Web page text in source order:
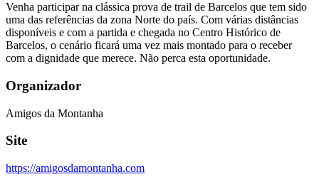
Venha participar na clássica prova de trail de Barcelos que tem sido
uma das referências da zona Norte do país. Com várias distâncias
disponíveis e com a partida e chegada no Centro Histórico de
Barcelos, o cenário ficará uma vez mais montado para o receber
com a dignidade que merece. Não perca esta oportunidade.
Organizador
Amigos da Montanha
Site
https://amigosdamontanha.com